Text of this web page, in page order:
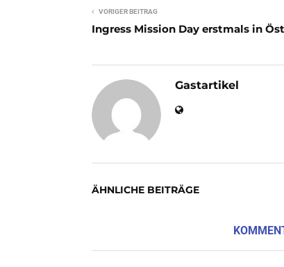
VORIGER BEITRAG
Ingress Mission Day erstmals in
Gastartikel
ÄHNLICHE BEITRÄGE